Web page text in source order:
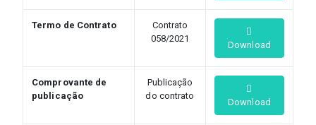
Termo de Contrato
Contrato
058/2021
Download
Comprovante de
publicação
Publicação
do contrato
Download